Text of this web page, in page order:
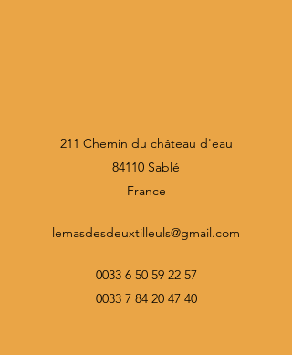
211 Chemin du château d'eau
84110 Sablé
France
lemasdesdeuxtilleuls@gmail.com
0033 6 50 59 22 57
0033 7 84 20 47 40